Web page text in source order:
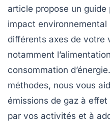
article propose un guide
impact
différents axes de votre
notamment
consommation
méthodes, nous vous
émissions de gaz à effet
par vos activités et à